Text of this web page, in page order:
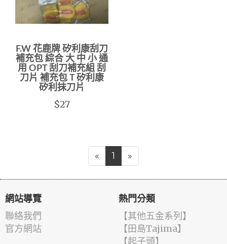
F.W 花鹿牌 矽利康刮刀
補充包 綜合 大 中 小 通
用 OPT 刮刀補充組 刮
刀片 補充包 T 矽利康
矽利抹刀片
$27
« 1 »
網站導覽
聯絡我們
官方網站
熱門分類
【其他五金系列】
【田島Tajima】
【起子頭】